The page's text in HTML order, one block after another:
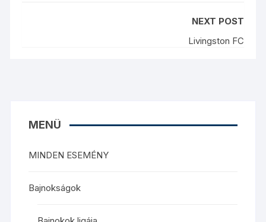
NEXT POST
Livingston FC
MENÜ
MINDEN ESEMÉNY
Bajnokságok